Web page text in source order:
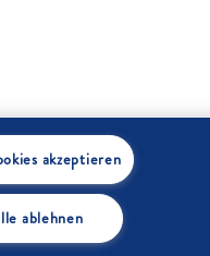
akzeptieren
ablehnen